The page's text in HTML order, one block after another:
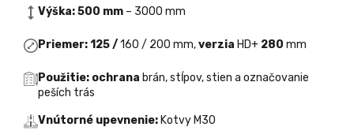
Výška: 500 mm – 3000 mm
Priemer: 125 /160 / 200 mm,verzia HD+ 280 mm
Použitie: ochrana brán, stĺpov, stien a označovanie
peších trás
Vnútorné upevnenie: Kotvy M30